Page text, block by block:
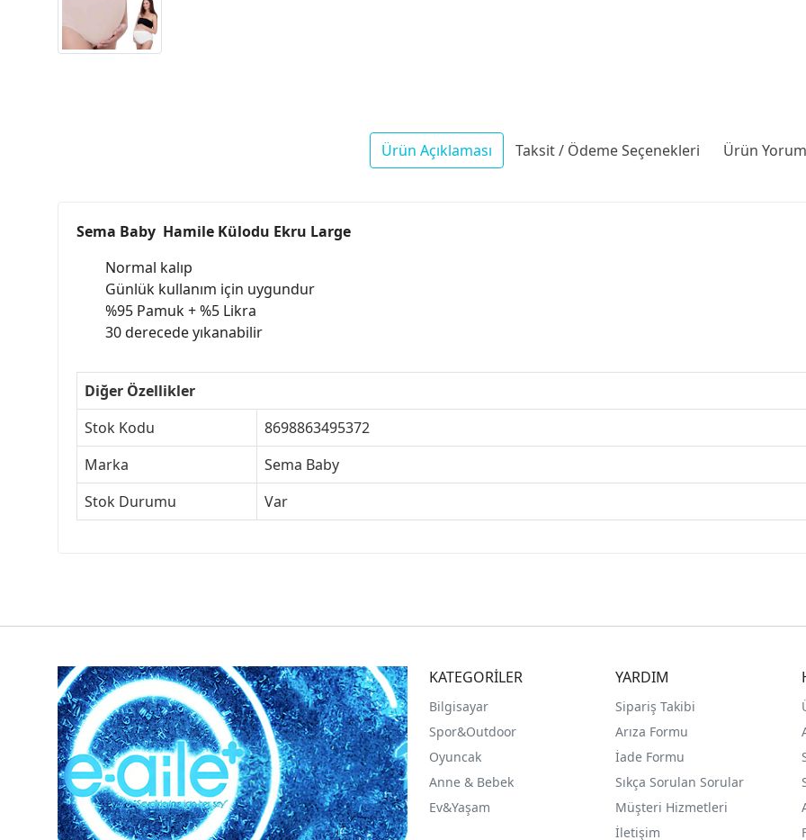
Ürün Açıklaması Taksit / Ödeme Seçenekleri Ürün
Sema Baby Hamile Külodu Ekru Large
Normal kalıp
Günlük kullanım için uygundur
%95 Pamuk + %5 Likra
30 derecede yıkanabilir
Diğer Özellikler
Stok Kodu
8698863495372
Marka
Sema Baby
Stok Durumu
Var
KATEGORİLER
Bilgisayar
Spor&Outdoor
Oyuncak
Anne & Bebek
Ev&Yaşam
YARDIM
Sipariş Takibi
Arıza Formu
İade Formu
Sıkça Sorulan Sorular
Müşteri Hizmetleri
İletişim